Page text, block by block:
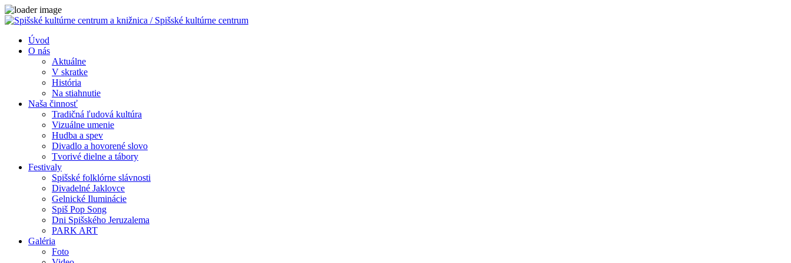
Close
Úvod
O nás
Aktuálne
V skratke
História
Na stiahnutie
Naša činnosť
Tradičná ľudová kultúra
Vizuálne umenie
Hudba a spev
Divadlo a hovorené slovo
Tvorivé dielne a tábory
Festivaly
Spišské folklórne slávnosti
Divadelné Jaklovce
Gelnické Iluminácie
Spiš Pop Song
Dni Spišského Jeruzalema
PARK ART
Galéria
Foto